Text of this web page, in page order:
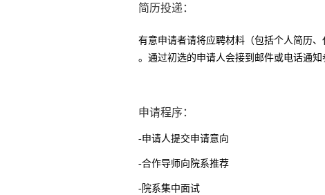
简历投递：
有意申请者请将应聘材料（包括个人简历
。通过初选的申请人会接到邮件或电话通知
申请程序：
-申请人提交申请意向
-合作导师向院系推荐
-院系集中面试